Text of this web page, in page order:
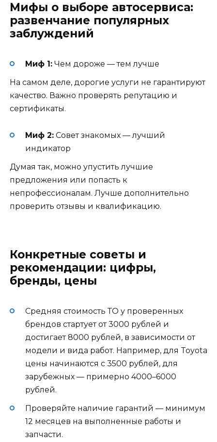
Мифы о выборе автосервиса:
развенчание популярных
заблуждений
Миф 1: Чем дороже — тем лучше
На самом деле, дорогие услуги не гарантируют
качество. Важно проверять репутацию и
сертификаты.
Миф 2: Совет знакомых — лучший
индикатор
Думая так, можно упустить лучшие
предложения или попасть к
непрофессионалам. Лучше дополнительно
проверить отзывы и квалификацию.
Конкретные советы и
рекомендации: цифры,
бренды, цены
Средняя стоимость ТО у проверенных
брендов стартует от 3000 рублей и
достигает 8000 рублей, в зависимости от
модели и вида работ. Например, для Toyota
цены начинаются с 3500 рублей, для
зарубежных — примерно 4000–6000
рублей.
Проверяйте наличие гарантий — минимум
12 месяцев на выполненные работы и
запчасти.